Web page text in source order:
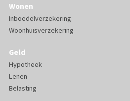
Wonen
Inboedelverzekering
Woonhuisverzekering
Geld
Hypotheek
Lenen
Belasting